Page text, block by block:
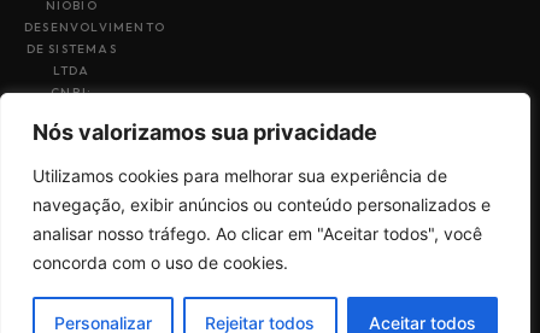
Nós valorizamos sua privacidade
Utilizamos cookies para melhorar sua experiência de
navegação, exibir anúncios ou conteúdo personalizados e
analisar nosso tráfego. Ao clicar em "Aceitar todos", você
concorda com o uso de cookies.
Personalizar Rejeitar todos Aceitar todos
NIOBIO
DESENVOLVIMENTO
DE SISTEMAS
LTDA
CNPJ:
49
Uma empresa do
grupoBig4Tech
Termos de Uso
Privacidade